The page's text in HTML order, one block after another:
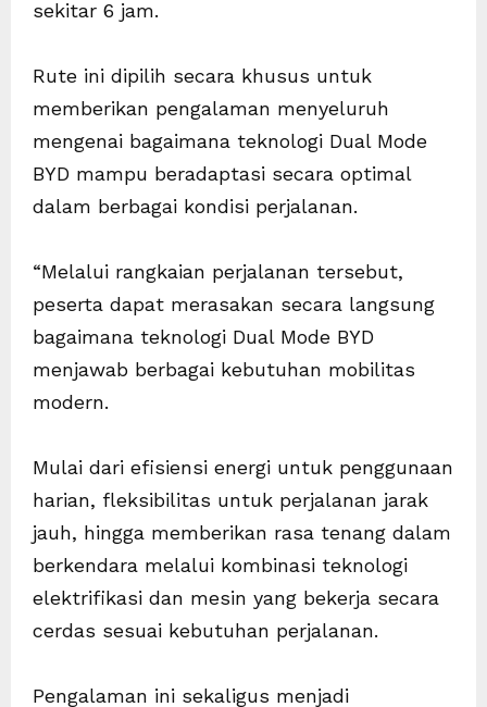
sekitar 6 jam.
Rute ini dipilih secara khusus untuk
memberikan pengalaman menyeluruh
mengenai bagaimana teknologi Dual Mode
BYD mampu beradaptasi secara optimal
dalam berbagai kondisi perjalanan.
“Melalui rangkaian perjalanan tersebut,
peserta dapat merasakan secara langsung
bagaimana teknologi Dual Mode BYD
menjawab berbagai kebutuhan mobilitas
modern.
Mulai dari efisiensi energi untuk penggunaan
harian, fleksibilitas untuk perjalanan jarak
jauh, hingga memberikan rasa tenang dalam
berkendara melalui kombinasi teknologi
elektrifikasi dan mesin yang bekerja secara
cerdas sesuai kebutuhan perjalanan.
Pengalaman ini sekaligus menjadi